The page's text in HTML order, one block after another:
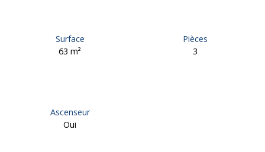
Surface
63m²
Pièces
3
Ascenseur
Oui